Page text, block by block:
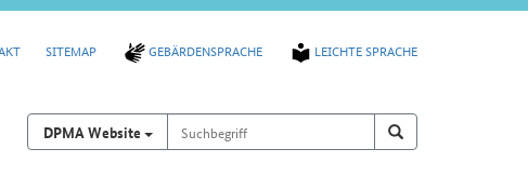
SITEMAP GEBÄRDENSPRACHE LEICHTE SPRACHE
Suchen auf
DPMA Website Suchbegriff Suchen